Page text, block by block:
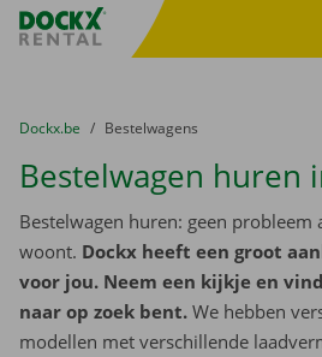
Fratello DEMO
U bevindt zich hier:
van
Dockx.be naar
Bestelwagens
Bestelwagen huren
Bestelwagen huren: geen probleem
woont. Dockx heeft een groot
voor jou. Neem een kijkje en
naar op zoek bent. We hebben
modellen met verschillende